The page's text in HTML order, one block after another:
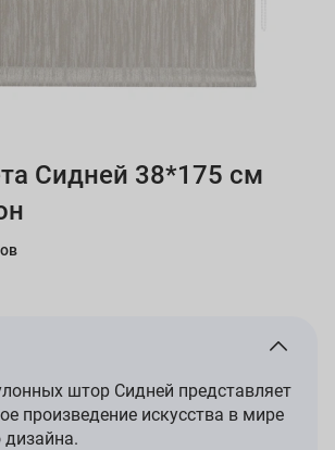
Сидней 38*175 см
штор Сидней представляет
произведение искусства в мире
дизайна.